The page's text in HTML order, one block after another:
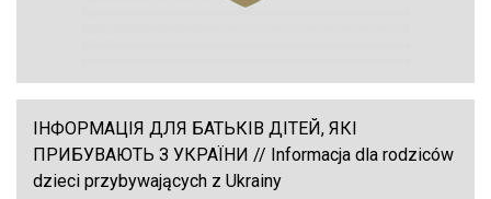
ІНФОРМАЦІЯ ДЛЯ БАТЬКІВ ДІТЕЙ, ЯКІ
ПРИБУВАЮТЬ З УКРАЇНИ // Informacja dla rodziców
dzieci przybywających z Ukrainy